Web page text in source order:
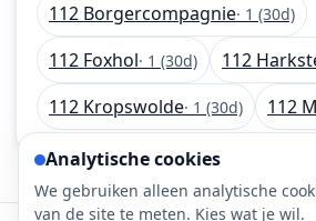
112 Borgercompagnie· 1 (30d)
112 Foxhol· 1 (30d) 112
112 Kropswolde· 1 (30d) 112
Analytische cookies
We gebruiken alleen analytische
van de site te meten. Kies wat je wil.